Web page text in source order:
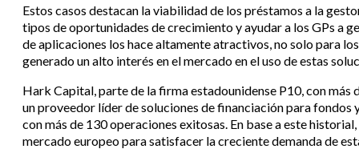
Estos casos destacan la viabilidad de los préstamos a la
tipos de oportunidades de crecimiento y ayudar a los GPs a
de aplicaciones los hace altamente atractivos, no solo para
generado un alto interés en el mercado en el uso de estas
Hark Capital, parte de la firma estadounidense P10, con
un proveedor líder de soluciones de financiación para fondos
con más de 130 operaciones exitosas. En base a este
mercado europeo para satisfacer la creciente demanda de